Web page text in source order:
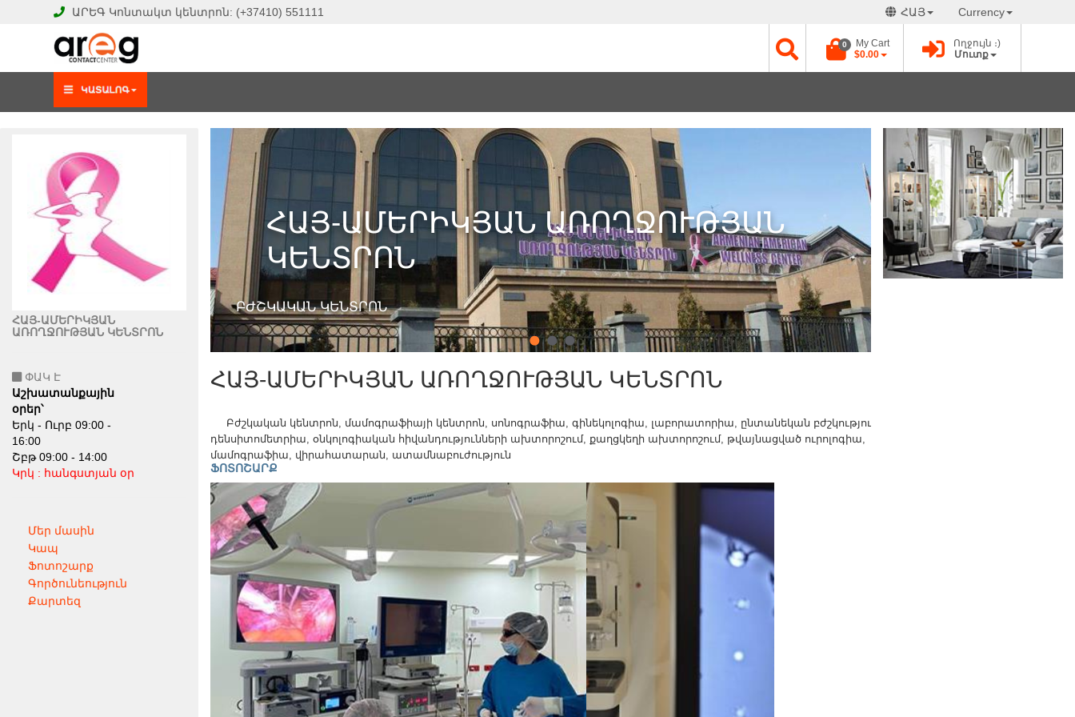
ԱՐԵԳ Կոնտակտ կենտրոն: (+37410) 551111 ՀԱՅ Currency
My Cart
0
$0.00
Ողջույն ։)
Մուտք
ՀԱՅ-ԱՄԵՐԻԿՅԱՆ
ԱՌՈՂՋՈՒԹՅԱՆ ԿԵՆՏՐՈՆ
ՓԱԿ Է
Աշխատանքային
օրեր՝
Երկ - Ուրբ 09:00 -
16:00
Շբթ 09:00 - 14:00
Կրկ : հանգստյան օր
Մեր մասին
Կապ
Ֆոտոշարք
Գործունեություն
Քարտեզ
ՀԱՅ-ԱՄԵՐԻԿՅԱՆ ԱՌՈՂՋՈՒԹՅԱՆ
ԿԵՆՏՐՈՆ
ԲԺՇԿԱԿԱՆ ԿԵՆՏՐՈՆ
ՀԱՅ-ԱՄԵՐԻԿՅԱՆ ԱՌՈՂՋՈՒԹՅԱՆ ԿԵՆՏՐՈՆ
Բժշկական կենտրոն, մամոգրաֆիայի կենտրոն, սոնոգրաֆիա, գինեկոլոգիա, լաբորատորիա, ընտանեկան բժշկություն,
դենսիտոմետրիա, օնկոլոգիական հիվանդությունների ախտորոշում, քաղցկեղի ախտորոշում, թվայնացված ուրոլոգիա,
մամոգրաֆիա, վիրահատարան, ատամնաբուժություն
ՖՈՏՈՇԱՐՔ